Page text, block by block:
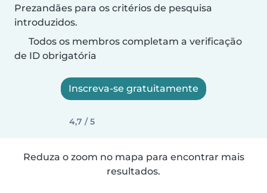
Prezandães para os critérios de pesquisa
introduzidos.
Todos os membros completam a verificação
de ID obrigatória
Inscreva-se gratuitamente
4,7 / 5
Reduza o zoom no mapa para encontrar mais
resultados.